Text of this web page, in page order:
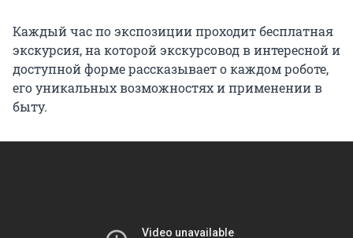
Каждый час по экспозиции проходит бесплатная
экскурсия, на которой экскурсовод в интересной и
доступной форме рассказывает о каждом роботе,
его уникальных возможностях и применении в
быту.